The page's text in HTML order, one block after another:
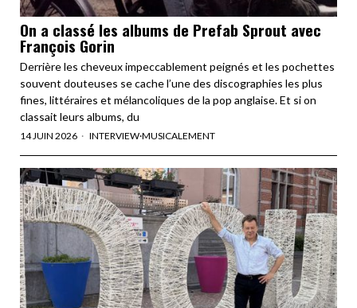
On a classé les albums de Prefab Sprout avec
François Gorin
Derrière les cheveux impeccablement peignés et les pochettes
souvent douteuses se cache l’une des discographies les plus
fines, littéraires et mélancoliques de la pop anglaise. Et si on
classait leurs albums, du
14 JUIN 2026 INTERVIEW·MUSICALEMENT